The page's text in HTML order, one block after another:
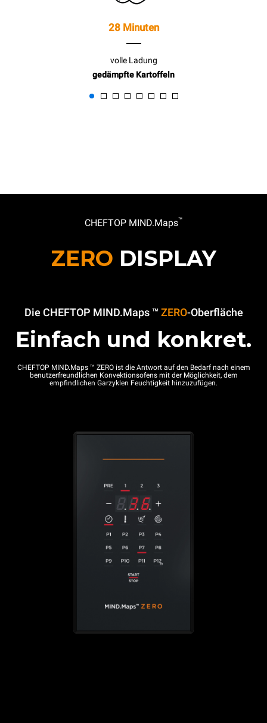
28 Minuten
volle Ladung
gedämpfte Kartoffeln
CHEFTOP MIND.Maps™
ZERO DISPLAY
Die CHEFTOP MIND.Maps ™ ZERO-Oberfläche
Einfach und konkret.
CHEFTOP MIND.Maps ™ ZERO ist die Antwort auf den Bedarf nach einem
benutzerfreundlichen Konvektionsofens mit der Möglichkeit, dem
empfindlichen Garzyklen Feuchtigkeit hinzuzufügen.